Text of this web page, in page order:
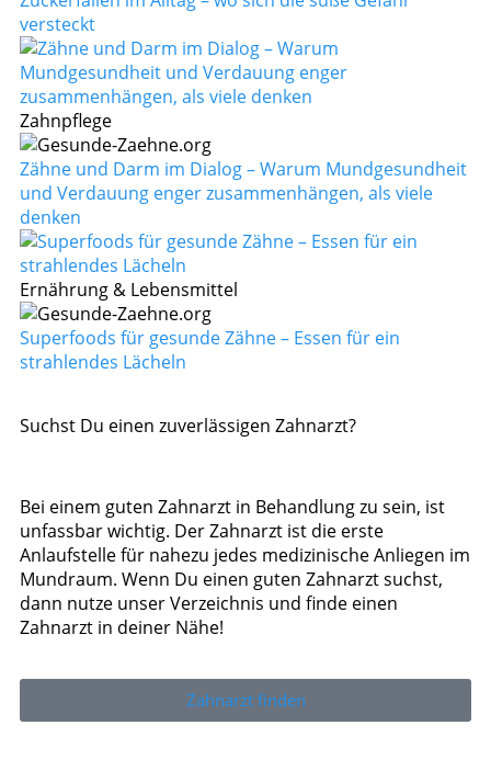
versteckt
Zahnpflege
Zähne und Darm im Dialog – Warum Mundgesundheit
und Verdauung enger zusammenhängen, als viele
denken
Ernährung & Lebensmittel
Superfoods für gesunde Zähne – Essen für ein
strahlendes Lächeln
Suchst Du einen zuverlässigen Zahnarzt?
Bei einem guten Zahnarzt in Behandlung zu sein, ist
unfassbar wichtig. Der Zahnarzt ist die erste
Anlaufstelle für nahezu jedes medizinische Anliegen im
Mundraum. Wenn Du einen guten Zahnarzt suchst,
dann nutze unser Verzeichnis und finde einen
Zahnarzt in deiner Nähe!
Zahnarzt finden